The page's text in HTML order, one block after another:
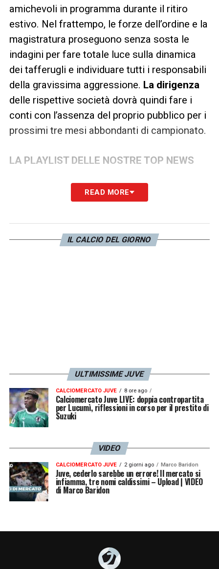
amichevoli in programma durante il ritiro
estivo. Nel frattempo, le forze dell’ordine e la
magistratura proseguono senza sosta le
indagini per fare totale luce sulla dinamica
dei tafferugli e individuare tutti i responsabili
della gravissima aggressione. La dirigenza
delle rispettive società dovrà quindi fare i
conti con l’assenza del proprio pubblico per i
prossimi tre mesi abbondanti di campionato.
LA PLAYLIST DELLE NOSTRE TOP NEWS
READ MORE
IL CALCIO DEL GIORNO
ULTIMISSIME JUVE
CALCIOMERCATO JUVE 8 ore ago
Calciomercato Juve LIVE: doppia contropartita
per Lucumì, riflessioni in corso per il prestito di
Suzuki
VIDEO
CALCIOMERCATO JUVE 2 giorni ago Marco Baridon
Juve, cederlo sarebbe un errore! Il mercato si
infiamma, tre nomi caldissimi – Upload | VIDEO
di Marco Baridon